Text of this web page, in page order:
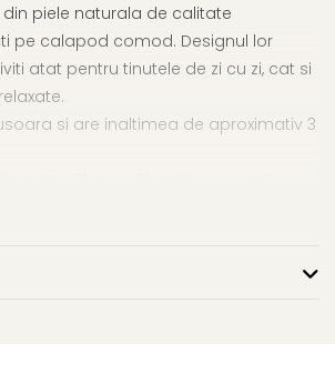
piele naturala de calitate
pe calapod comod. Designul lor
atat pentru tinutele de zi cu zi, cat si
si are inaltimea de aproximativ 3
buna calitate.
stil, ci asigura si o fixare confortabila,